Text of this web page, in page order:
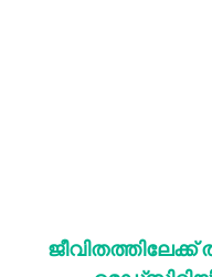
ജീവിതത്തിലേക്ക്